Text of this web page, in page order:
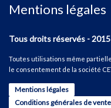
Mentions légales
Tous droits réservés - 2015
Toutes utilisations même
le consentement de la société
Mentions légales
Conditions générales de vente